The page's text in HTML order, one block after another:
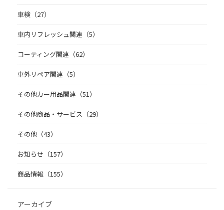
車検（27）
車内リフレッシュ関連（5）
コーティング関連（62）
車外リペア関連（5）
その他カー用品関連（51）
その他商品・サービス（29）
その他（43）
お知らせ（157）
商品情報（155）
アーカイブ